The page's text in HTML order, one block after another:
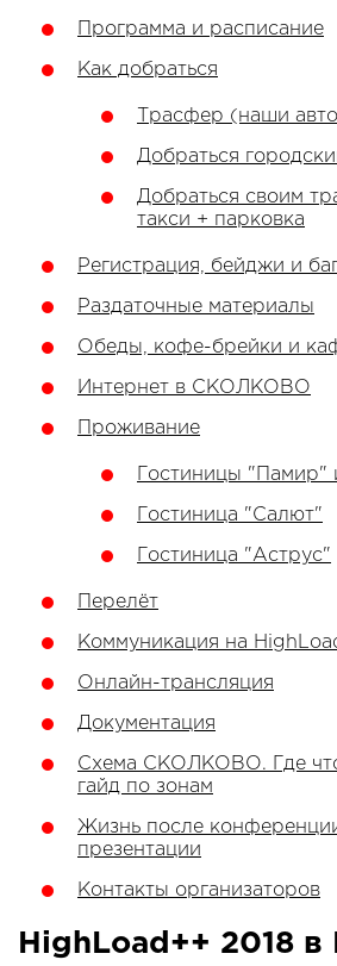
Программа и расписание
Как добраться
Трасфер (наши
Добраться
Добраться своим
такси + парковка
Регистрация, бейджи и
Раздаточные материалы
Обеды, кофе-брейки и
Интернет в СКОЛКОВО
Проживание
Гостиницы
Гостиница "Салют"
Гостиница "Аструс"
Перелёт
Коммуникация на
Онлайн-трансляция
Документация
Схема СКОЛКОВО. Где
гайд по зонам
Жизнь после
презентации
Контакты организаторов
HighLoad++ 2018 в